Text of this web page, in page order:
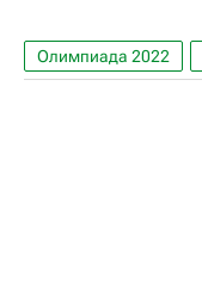
Олимпиада 2022